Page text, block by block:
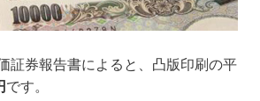
証券報告書によると、凸版印刷の平
です。